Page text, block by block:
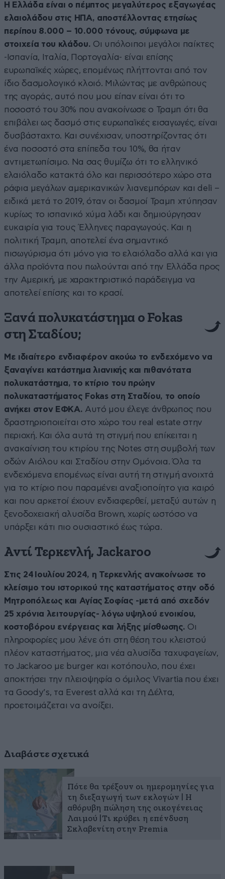
Η Ελλάδα είναι ο πέμπτος μεγαλύτερος εξαγωγέας
ελαιολάδου στις ΗΠΑ, αποστέλλοντας ετησίως
περίπου 8.000 – 10.000 τόνους, σύμφωνα με
στοιχεία του κλάδου. Οι υπόλοιποι μεγάλοι παίκτες
-Ισπανία, Ιταλία, Πορτογαλία- είναι επίσης
ευρωπαϊκές χώρες, επομένως πλήττονται από τον
ίδιο δασμολογικό κλοιό. Μιλώντας με ανθρώπους
της αγοράς, αυτό που μου είπαν είναι ότι το
ποσοστό του 30% που ανακοίνωσε ο Τραμπ ότι θα
επιβάλει ως δασμό στις ευρωπαϊκές εισαγωγές, είναι
δυσβάσταχτο. Και συνέχισαν, υποστηρίζοντας ότι
ένα ποσοστό στα επίπεδα του 10%, θα ήταν
αντιμετωπίσιμο. Να σας θυμίζω ότι το ελληνικό
ελαιόλαδο κατακτά όλο και περισσότερο χώρο στα
ράφια μεγάλων αμερικανικών λιανεμπόρων και deli –
ειδικά μετά το 2019, όταν οι δασμοί Τραμπ χτύπησαν
κυρίως το ισπανικό χύμα λάδι και δημιούργησαν
ευκαιρία για τους Έλληνες παραγωγούς. Και η
πολιτική Τραμπ, αποτελεί ένα σημαντικό
πισωγύρισμα ότι μόνο για το ελαιόλαδο αλλά και για
άλλα προϊόντα που πωλούνται από την Ελλάδα προς
την Αμερική, με χαρακτηριστικό παράδειγμα να
αποτελεί επίσης και το κρασί.
Ξανά πολυκατάστημα ο Fokas
στη Σταδίου;
Με ιδιαίτερο ενδιαφέρον ακούω το ενδεχόμενο να
ξαναγίνει κατάστημα λιανικής και πιθανότατα
πολυκατάστημα, το κτίριο του πρώην
πολυκαταστήματος Fokas στη Σταδίου, το οποίο
ανήκει στον ΕΦΚΑ. Αυτό μου έλεγε άνθρωπος που
δραστηριοποιείται στο χώρο του real estate στην
περιοχή. Και όλα αυτά τη στιγμή που επίκειται η
ανακαίνιση του κτιρίου της Notes στη συμβολή των
οδών Αιόλου και Σταδίου στην Ομόνοια. Όλα τα
ενδεχόμενα επομένως είναι αυτή τη στιγμή ανοιχτά
για το κτίριο που παραμένει αναξιοποίητο για καιρό
και που αρκετοί έχουν ενδιαφερθεί, μεταξύ αυτών η
ξενοδοχειακή αλυσίδα Brown, χωρίς ωστόσο να
υπάρξει κάτι πιο ουσιαστικό έως τώρα.
Αντί Τερκενλή, Jackaroo
Στις 24 Ιουλίου 2024, η Τερκενλής ανακοίνωσε το
κλείσιμο του ιστορικού της καταστήματος στην οδό
Μητροπόλεως και Αγίας Σοφίας -μετά από σχεδόν
25 χρόνια λειτουργίας- λόγω υψηλού ενοικίου,
κοστοβόρου ενέργειας και λήξης μίσθωσης. Οι
πληροφορίες μου λένε ότι στη θέση του κλειστού
πλέον καταστήματος, μια νέα αλυσίδα ταχυφαγείων,
το Jackaroo με burger και κοτόπουλο, που έχει
αποκτήσει την πλειοψηφία ο όμιλος Vivartia που έχει
τα Goody’s, τα Everest αλλά και τη Δέλτα,
προετοιμάζεται να ανοίξει.
Διαβάστε σχετικά
Πότε θα τρέξουν οι ημερομηνίες για
τη διεξαγωγή των εκλογών | Η
αθόρυβη πώληση της οικογένειας
Λαιμού |Τι κρύβει η επένδυση
Σκλαβενίτη στην Premia